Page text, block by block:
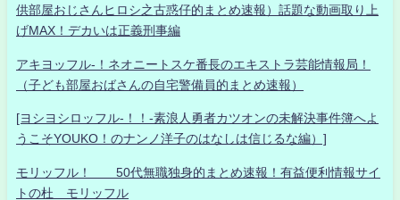
供部屋おじさんヒロシ之古惑仔的まとめ速報）話題な動画取り上
げMAX！デカいは正義刑事編
アキヨッフル-！ネオニートスケ番長のエキストラ芸能情報局！
（子ども部屋おばさんの自宅警備員的まとめ速報）
[ヨシヨシロッフル-！！-素浪人勇者カツオンの未解決事件簿へよ
うこそYOUKO！のナンノ洋子のはなしは信じるな編）]
モリッフル！ 50代無職独身的まとめ速報！有益便利情報サイ
トの杜 モリッフル